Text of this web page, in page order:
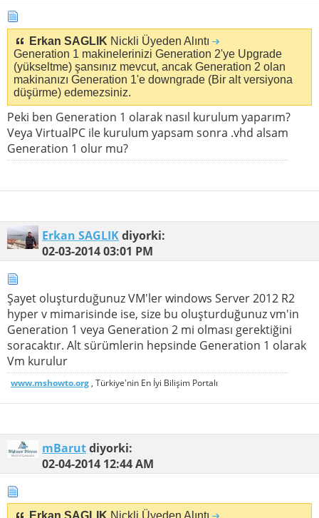
Erkan SAGLIK Nickli Üyeden Alıntı
Generation 1 makinelerinizi Generation 2'ye Upgrade
(yükseltme) şansınız mevcut, ancak Generation 2 olan
makinanızı Generation 1'e downgrade (Bir alt versiyona
düşürme) edemezsiniz.
Peki ben Generation 1 olarak nasıl kurulum yaparım?
Veya VirtualPC ile kurulum yapsam sonra .vhd alsam
Generation 1 olur mu?
Erkan SAGLIKdiyorki:
02-03-201403:01 PM
Şayet oluşturduğunuz VM'ler windows Server 2012 R2
hyper v mimarisinde ise, size bu oluşturduğunuz vm'in
Generation 1 veya Generation 2 mi olması gerektiğini
soracaktır. Alt sürümlerin hepsinde Generation 1 olarak
Vm kurulur
www.mshowto.org , Türkiye'nin En İyi Bilişim Portalı
mBarutdiyorki:
02-04-2014 12:44 AM